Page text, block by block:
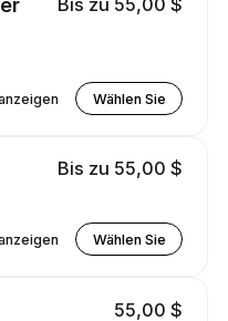
Bis zu 55,00 $
Wählen Sie
Bis zu 55,00 $
Wählen Sie
55,00 $